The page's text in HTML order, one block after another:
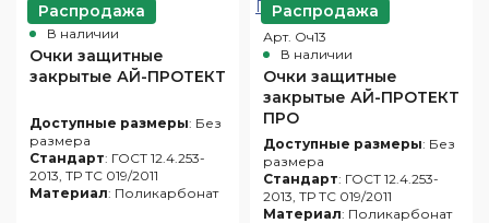
Распродажа
Арт. Оч10
В наличии
Очки защитные
закрытые АЙ-ПРОТЕКТ
Доступные размеры: Без
размера
Стандарт: ГОСТ 12.4.253-
2013, ТР ТС 019/2011
Материал: Поликарбонат
Распродажа
Арт. Оч13
В наличии
Очки защитные
закрытые АЙ-ПРОТЕКТ
ПРО
Доступные размеры: Без
размера
Стандарт: ГОСТ 12.4.253-
2013, ТР ТС 019/2011
Материал: Поликарбонат